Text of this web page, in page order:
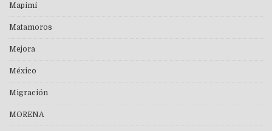
Mapimí
Matamoros
Mejora
México
Migración
MORENA